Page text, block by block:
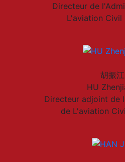
Directeur de
L'aviation Civil
胡振江
HU
Directeur adjoint de
de L'aviation